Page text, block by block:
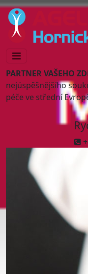
PARTNER VAŠEHO
nejúspěšnějšího
péče ve střední